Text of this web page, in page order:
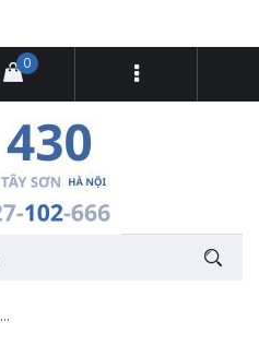
0
Giải mã tranh ảo giác "Chú mèo trên cầu